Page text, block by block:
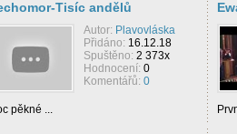
Tisíc andělů
Autor: Plavovláska
Přidáno: 16.12.18
Spuštěno: 2 373x
Hodnocení: 0
Komentářů: 0
pěkné ...